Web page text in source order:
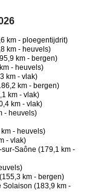
km - ploegentijdrit)
km - heuvels)
km - bergen)
- heuvels)
km - vlak)
km - bergen)
km - vlak)
km - vlak)
- heuvels)
- heuvels)
- vlak)
Saône (179,1 km -
km - bergen)
(183,9 km -